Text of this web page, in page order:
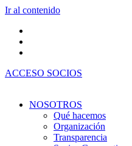
Ir al contenido
ACCESO SOCIOS
NOSOTROS
Qué hacemos
Organización
Transparencia